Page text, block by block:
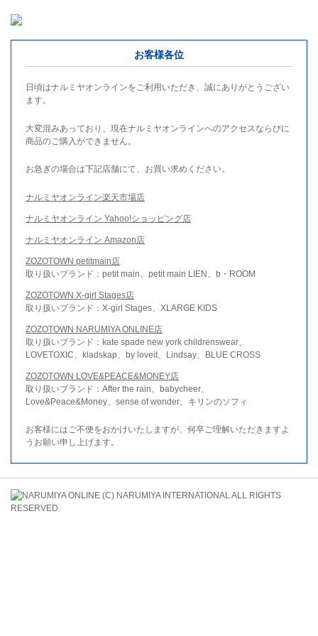
お客様各位
日頃はナルミヤオンラインをご利用いただき、誠にありがとうござい
ます。
大変混みあっており、現在ナルミヤオンラインへのアクセスならびに
商品のご購入ができません。
お急ぎの場合は下記店舗にて、お買い求めください。
ナルミヤオンライン楽天市場店
ナルミヤオンライン Yahoo!ショッピング店
ナルミヤオンライン Amazon店
ZOZOTOWN petitmain店
取り扱いブランド：petit main、petit main LIEN、b・ROOM
ZOZOTOWN X-girl Stages店
取り扱いブランド：X-girl Stages、XLARGE KIDS
ZOZOTOWN NARUMIYA ONLINE店
取り扱いブランド：kate spade new york childrenswear、
LOVETOXIC、kladskap、by loveit、Lindsay、BLUE CROSS
ZOZOTOWN LOVE&PEACE&MONEY店
取り扱いブランド：After the rain、babycheer、
Love&Peace&Money、sense of wonder、キリンのソフィ
お客様にはご不便をおかけいたしますが、何卒ご理解いただきますよ
うお願い申し上げます。